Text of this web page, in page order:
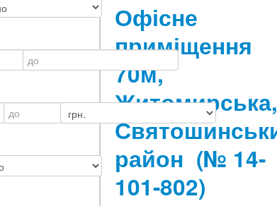
Офісне
приміщення
70м,
Житомирська,
район (№ 14-
101-802)